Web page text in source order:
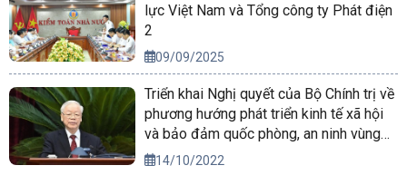
lực Việt Nam và Tổng công ty Phát điện
2
09/09/2025
Triển khai Nghị quyết của Bộ Chính trị về
phương hướng phát triển kinh tế xã hội
và bảo đảm quốc phòng, an ninh vùng
Tây Nguyên đến năm 2030, tầm nhìn
14/10/2022